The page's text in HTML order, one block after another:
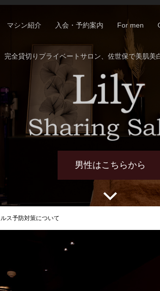
マシン紹介 入会・予約案内 For men
完全貸切りプライベートサロン、佐世保で美肌美
男性はこちらから
ス予防対策について